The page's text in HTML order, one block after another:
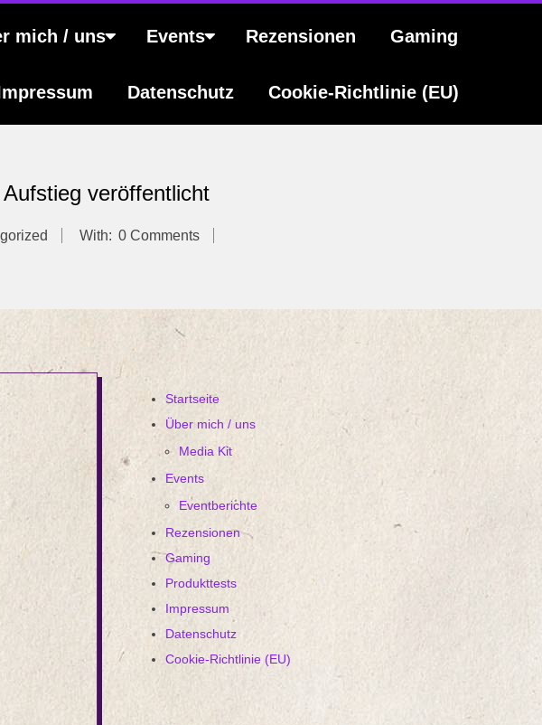
mich / uns Events Rezensionen Gaming
Datenschutz Cookie-Richtlinie (EU)
veröffentlicht
With: 0 Comments
Startseite
Über mich / uns
Media Kit
Events
Eventberichte
Rezensionen
Gaming
Produkttests
Impressum
Datenschutz
Cookie-Richtlinie (EU)